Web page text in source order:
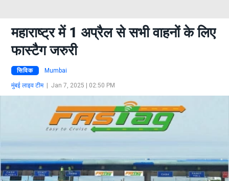
महाराष्ट्र में 1 अप्रैल से सभी वाहनों के लिए
फास्टैग जरुरी
सिविक Mumbai
मुंबई लाइव टीम| Jan 7, 2025 | 02:50 PM